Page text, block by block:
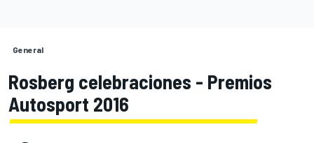
General
Rosberg celebraciones - Premios
Autosport 2016